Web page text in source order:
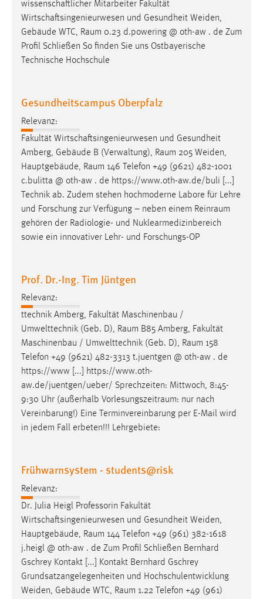
wissenschaftlicher Mitarbeiter Fakultät
Wirtschaftsingenieurwesen und Gesundheit Weiden,
Gebäude WTC, Raum 0.23 d.powering @ oth-aw . de Zum
Profil Schließen So finden Sie uns Ostbayerische
Technische Hochschule
Gesundheitscampus Oberpfalz
Relevanz:
Fakultät Wirtschaftsingenieurwesen und Gesundheit
Amberg, Gebäude B (Verwaltung), Raum 205 Weiden,
Hauptgebäude, Raum 146 Telefon +49 (9621) 482-1001
c.bulitta @ oth-aw . de https://www.oth-aw.de/buli [...]
Technik ab. Zudem stehen hochmoderne Labore für Lehre
und Forschung zur Verfügung – neben einem Reinraum
gehören der Radiologie- und Nuklearmedizinbereich
sowie ein innovativer Lehr- und Forschungs-OP
Prof. Dr.-Ing. Tim Jüntgen
Relevanz:
ttechnik Amberg, Fakultät Maschinenbau /
Umwelttechnik (Geb. D), Raum B85 Amberg, Fakultät
Maschinenbau / Umwelttechnik (Geb. D), Raum 158
Telefon +49 (9621) 482-3313 t.juentgen @ oth-aw . de
https://www [...] https://www.oth-
aw.de/juentgen/ueber/ Sprechzeiten: Mittwoch, 8:45-
9:30 Uhr (außerhalb Vorlesungszeitraum: nur nach
Vereinbarung!) Eine Terminvereinbarung per E-Mail wird
in jedem Fall erbeten!!! Lehrgebiete:
Frühwarnsystem - students@risk
Relevanz:
Dr. Julia Heigl Professorin Fakultät
Wirtschaftsingenieurwesen und Gesundheit Weiden,
Hauptgebäude, Raum 144 Telefon +49 (961) 382-1618
j.heigl @ oth-aw . de Zum Profil Schließen Bernhard
Gschrey Kontakt [...] Kontakt Bernhard Gschrey
Grundsatzangelegenheiten und Hochschulentwicklung
Weiden, Gebäude WTC, Raum 1.22 Telefon +49 (961)